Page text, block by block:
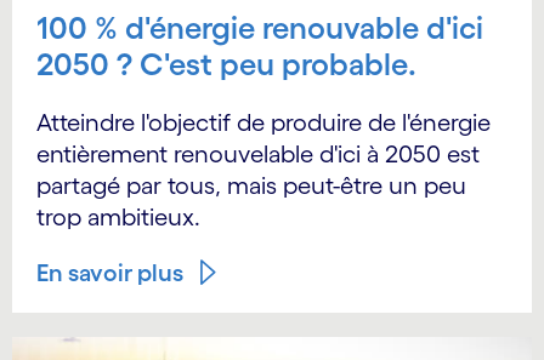
100 % d'énergie renouvable d'ici
2050 ? C'est peu probable.
Atteindre l'objectif de produire de l'énergie
entièrement renouvelable d'ici à 2050 est
partagé par tous, mais peut-être un peu
trop ambitieux.
En savoir plus